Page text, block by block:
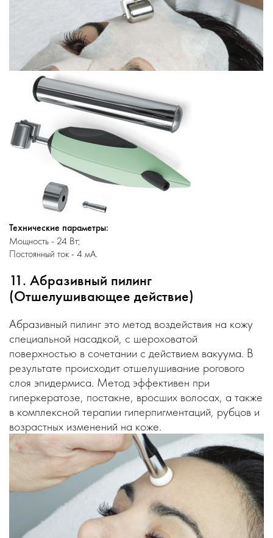
Технические параметры:
Мощность - 24 Вт;
Постоянный ток - 4 мА.
11. Абразивный пилинг
(Отшелушивающее действие)
Абразивный пилинг это метод воздействия на кожу
специальной насадкой, с шероховатой
поверхностью в сочетании с действием вакуума. В
результате происходит отшелушивание рогового
слоя эпидермиса. Метод эффективен при
гиперкератозе, постакне, вросших волосах, а также
в комплексной терапии гиперпигментаций, рубцов и
возрастных изменений на коже.